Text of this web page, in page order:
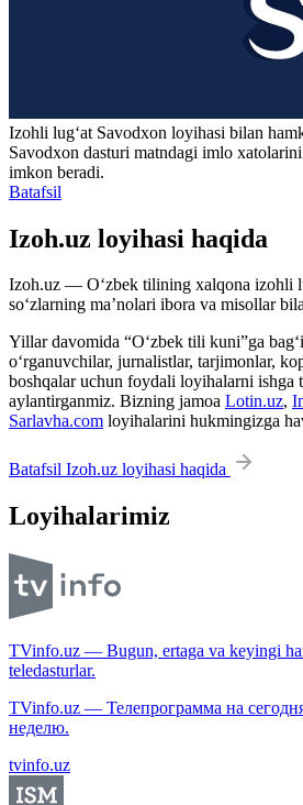
Izohli lugʻat Savodxon loyihasi bilan
Savodxon dasturi matndagi imlo
imkon beradi.
Batafsil
Izoh.uz loyihasi haqida
Izoh.uz — O‘zbek tilining xalqona izohli
so‘zlarning ma’nolari ibora va misollar
Yillar davomida “O‘zbek tili kuni”ga
o‘rganuvchilar, jurnalistlar, tarjimonlar,
boshqalar uchun foydali loyihalarni ishga
aylantirganmiz. Bizning jamoa Lotin.uz,
Sarlavha.com loyihalarini hukmingizga
Batafsil Izoh.uz loyihasi haqida
Loyihalarimiz
TVinfo.uz — Bugun, ertaga va keyingi
teledasturlar.
TVinfo.uz — Телепрограмма на
неделю.
tvinfo.uz